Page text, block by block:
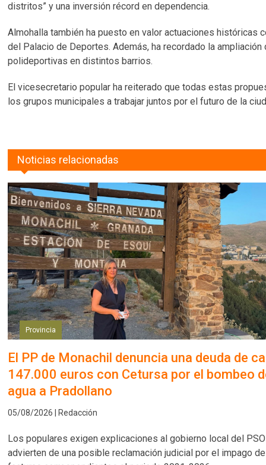
distritos” y una inversión récord en dependencia.
Almohalla también ha puesto en valor actuaciones
del Palacio de Deportes. Además, ha recordado la
polideportivas en distintos barrios.
El vicesecretario popular ha reiterado que todas estas
los grupos municipales a trabajar juntos por el futuro de la
Noticias relacionadas
Provincia
El PP de Monachil denuncia una deuda de
147.000 euros con Cetursa por el bombeo
agua a Pradollano
05/08/2026 | Redacción
Los populares exigen explicaciones al gobierno local del
advierten de una posible reclamación judicial por el impago de